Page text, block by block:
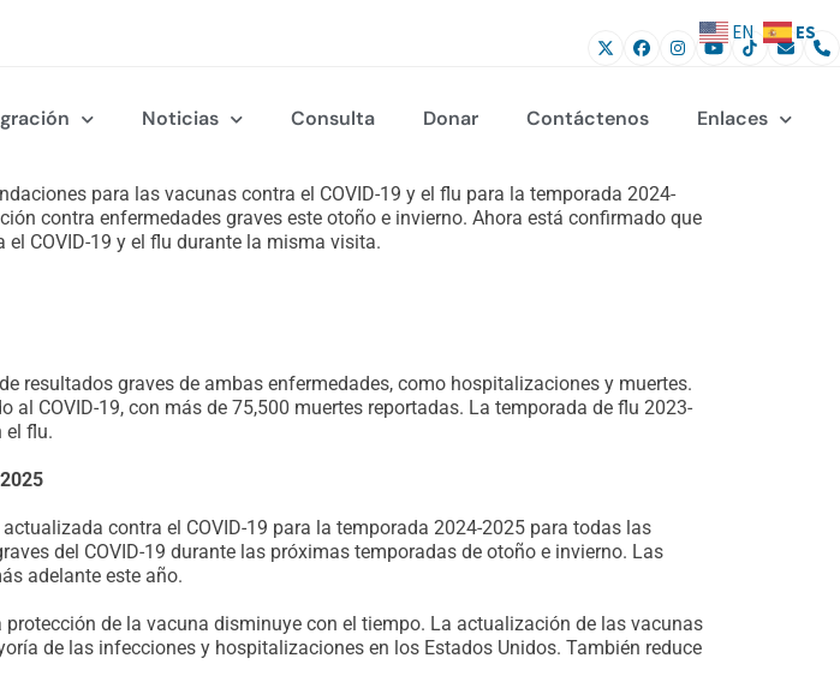
Noticias Consulta Donar Contáctenos Enlaces
para las vacunas contra el COVID-19 y el flu para la temporada 2024-
contra enfermedades graves este otoño e invierno. Ahora está confirmado que
COVID-19 y el flu durante la misma visita.
resultados graves de ambas enfermedades, como hospitalizaciones y muertes.
COVID-19, con más de 75,500 muertes reportadas. La temporada de flu 2023-
el flu.
contra el COVID-19 para la temporada 2024-2025 para todas las
del COVID-19 durante las próximas temporadas de otoño e invierno. Las
adelante este año.
de la vacuna disminuye con el tiempo. La actualización de las vacunas
de las infecciones y hospitalizaciones en los Estados Unidos. También reduce
EN ES